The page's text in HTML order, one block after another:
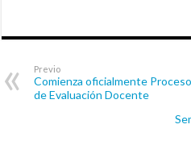
Previo
Comienza oficialmente Proceso
de Evaluación Docente